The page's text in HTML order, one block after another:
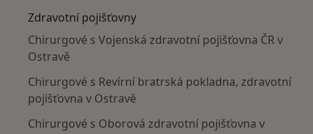
Zdravotní pojišťovny
Chirurgové s Vojenská zdravotní pojišťovna ČR v
Ostravě
Chirurgové s Revírní bratrská pokladna, zdravotní
pojišťovna v Ostravě
Chirurgové s Oborová zdravotní pojišťovna v